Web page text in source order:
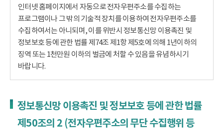
인터넷 홈페이지에서 자동으로 전자우편주소를 수집하는
프로그램이나 그 밖의 기술적 장치를 이용하여 전자우편주소를
수집하여서는 아니되며, 이를 위반시 정보통신망 이용촉진 및
정보보호 등에 관한 법률 제74조 제1항 제5호에 의해 1년이하의
징역 또는 1천만원 이하의 벌금에 처할 수 있음을 유념하시기
바랍니다.
정보통신망 이용촉진 및 정보보호 등에 관한 법률
제50조의 2 (전자우편주소의 무단 수집행위 등